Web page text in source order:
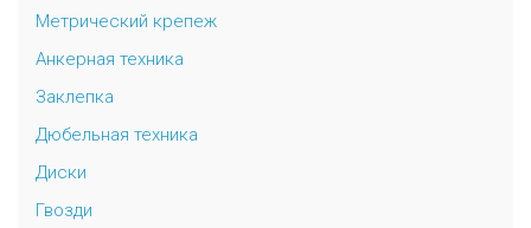
Метрический крепеж
Анкерная техника
Заклепка
Дюбельная техника
Диски
Гвозди